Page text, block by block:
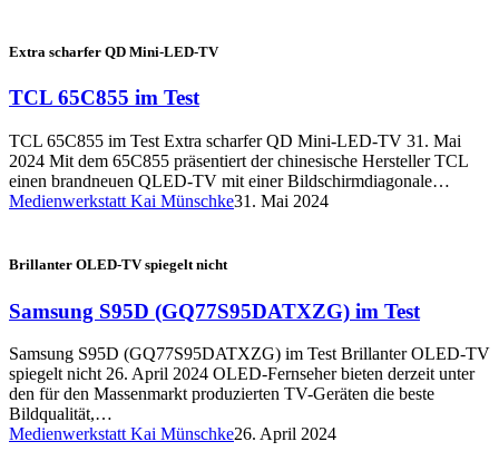
Extra scharfer QD Mini-LED-TV
TCL 65C855 im Test
TCL 65C855 im Test Extra scharfer QD Mini-LED-TV 31. Mai
2024 Mit dem 65C855 präsentiert der chinesische Hersteller TCL
einen brandneuen QLED-TV mit einer Bildschirmdiagonale…
Medienwerkstatt Kai Münschke31. Mai 2024
Brillanter OLED-TV spiegelt nicht
Samsung S95D (GQ77S95DATXZG) im Test
Samsung S95D (GQ77S95DATXZG) im Test Brillanter OLED-TV
spiegelt nicht 26. April 2024 OLED-Fernseher bieten derzeit unter
den für den Massenmarkt produzierten TV-Geräten die beste
Bildqualität,…
Medienwerkstatt Kai Münschke26. April 2024